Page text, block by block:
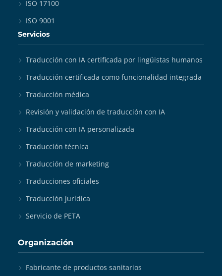
ISO 17100
ISO 9001
Servicios
Traducción con IA certificada por lingüistas humanos
Traducción certificada como funcionalidad integrada
Traducción médica
Revisión y validación de traducción con IA
Traducción con IA personalizada
Traducción técnica
Traducción de marketing
Traducciones oficiales
Traducción jurídica
Servicio de PETA
Organización
Fabricante de productos sanitarios